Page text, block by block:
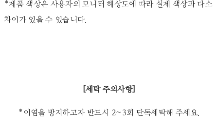
*제품 색상은 사용자의 모니터 해상도에 따라 실제 색상과 다소
차이가 있을 수 있습니다.
[세탁 주의사항]
*이염을 방지하고자 반드시 2~3회 단독세탁해 주세요.